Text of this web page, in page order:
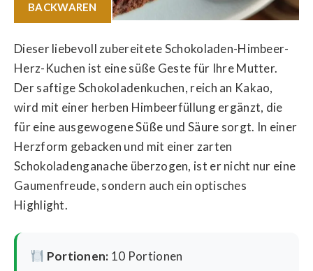
BACKWAREN
Dieser liebevoll zubereitete Schokoladen-Himbeer-
Herz-Kuchen ist eine süße Geste für Ihre Mutter.
Der saftige Schokoladenkuchen, reich an Kakao,
wird mit einer herben Himbeerfüllung ergänzt, die
für eine ausgewogene Süße und Säure sorgt. In einer
Herzform gebacken und mit einer zarten
Schokoladenganache überzogen, ist er nicht nur eine
Gaumenfreude, sondern auch ein optisches
Highlight.
Portionen: 10 Portionen